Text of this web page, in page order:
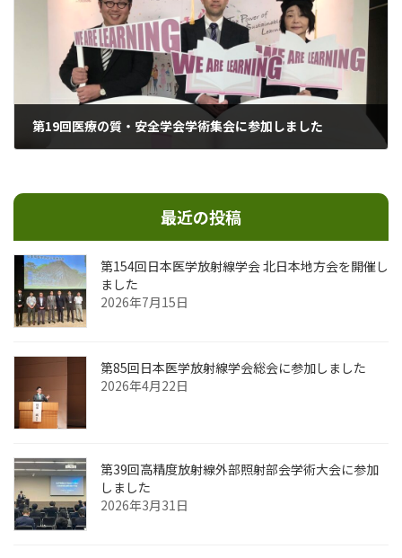
第19回医療の質・安全学会学術集会に参加しました
最近の投稿
第154回⽇本医学放射線学会 北⽇本地⽅会を開催し
ました
2026年7月15日
第85回日本医学放射線学会総会に参加しました
2026年4月22日
第39回高精度放射線外部照射部会学術大会に参加
しました
2026年3月31日